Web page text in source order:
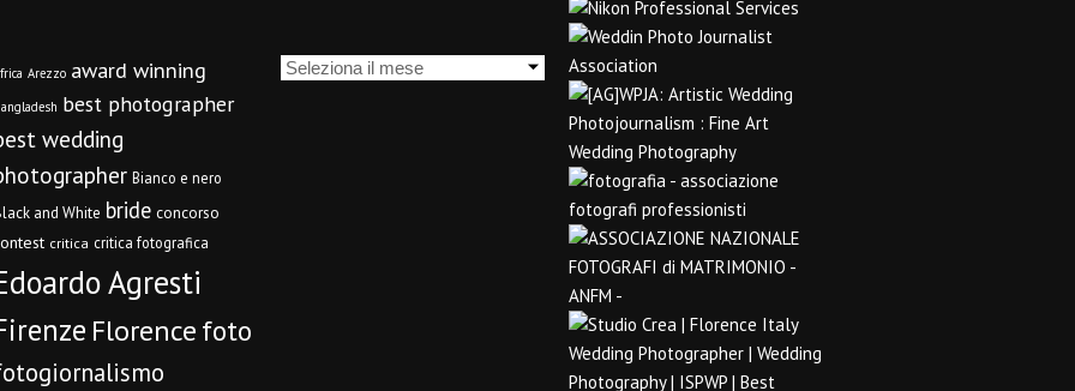
Arezzo award winning
best photographer
wedding
Bianco e nero
and White bride concorso
critica critica fotografica
Agresti
Florencefoto
Archivi